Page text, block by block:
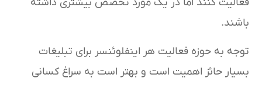
فعالیت کنند اما در یک مورد تخصص بیشتری داشته
باشند.
توجه به حوزه فعالیت هر اینفلوئنسر برای تبلیغات
بسیار حائز اهمیت است و بهتر است به سراغ کسانی